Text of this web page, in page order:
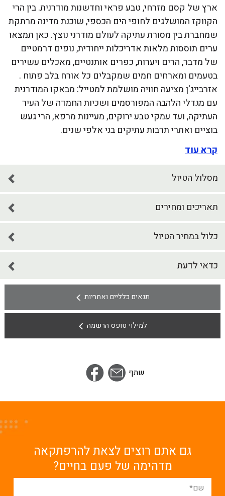
ארץ של קסם מזרחי, טבע פראי וחדשנות מודרנית. בין הרי
הקווקז המושלגים לחופי הים הכספי, שוכנת מדינה מרתקת
שמחברת בין מסורת עתיקה לעולם מודרני נוצץ. כאן תמצאו
ערים תוססות מלאות אדריכלות ייחודית, נופים דרמטיים
של מדבר, הרים ויערות, כפרים אותנטיים, מאכלים עשירים
בטעמים ומארחים חמים שמקבלים כל אורח בלב פתוח .
אזרבייג'ן מציעה חוויה מושלמת למטייל: מבאקו המודרנית
עם מגדלי הלהבה המפורסמים ושכיות החמדה של העיר
העתיקה, ועד עמקי טבע ירוקים, מעיינות מרפא, הרי געש
בוציים ואתרי תרבות עתיקים בני אלפי שנים.
קרא עוד
מסלול הטיול
תאריכים ומחירים
כלול במחיר הטיול
כדאי לדעת
תנאים כלליים ואחריות
למילוי טופס הרשמה
שתף
גם אתם רוצים לצאת להרפתקאה
מדהימה של פעם בחיים?